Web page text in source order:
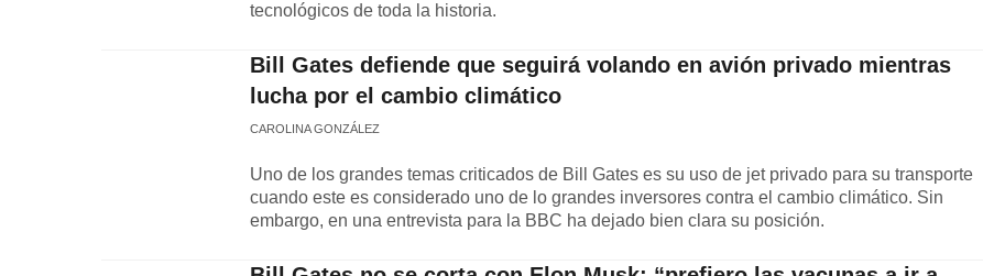
tecnológicos de toda la historia.
Bill Gates defiende que seguirá volando en avión privado mientras
lucha por el cambio climático
CAROLINA GONZÁLEZ
Uno de los grandes temas criticados de Bill Gates es su uso de jet privado para su transporte
cuando este es considerado uno de lo grandes inversores contra el cambio climático. Sin
embargo, en una entrevista para la BBC ha dejado bien clara su posición.